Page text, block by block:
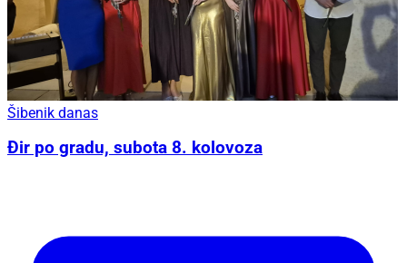
Šibenik danas
Đir po gradu, subota 8. kolovoza